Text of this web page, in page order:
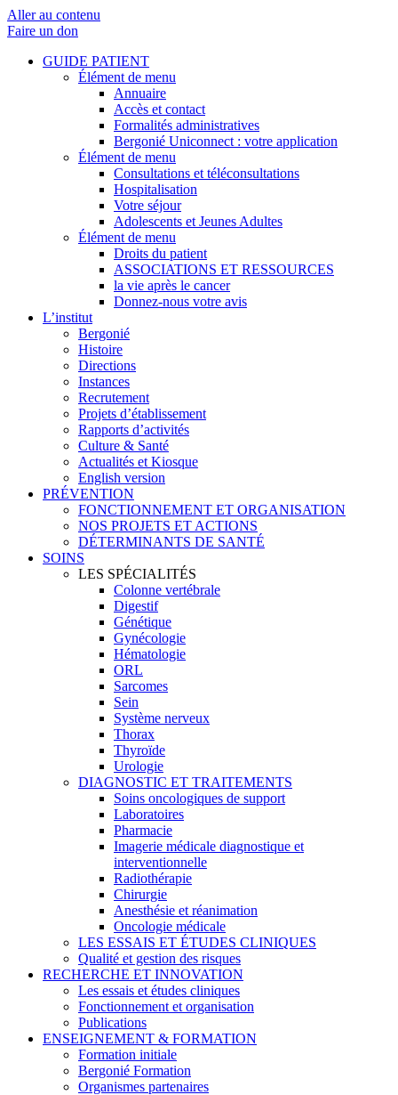
Aller au contenu
Faire un don
GUIDE PATIENT
Élément de menu
Annuaire
Accès et contact
Formalités administratives
Bergonié Uniconnect : votre application
Élément de menu
Consultations et téléconsultations
Hospitalisation
Votre séjour
Adolescents et Jeunes Adultes
Élément de menu
Droits du patient
ASSOCIATIONS ET RESSOURCES
la vie après le cancer
Donnez-nous votre avis
L’institut
Bergonié
Histoire
Directions
Instances
Recrutement
Projets d’établissement
Rapports d’activités
Culture & Santé
Actualités et Kiosque
English version
PRÉVENTION
FONCTIONNEMENT ET ORGANISATION
NOS PROJETS ET ACTIONS
DÉTERMINANTS DE SANTÉ
SOINS
LES SPÉCIALITÉS
Colonne vertébrale
Digestif
Génétique
Gynécologie
Hématologie
ORL
Sarcomes
Sein
Système nerveux
Thorax
Thyroïde
Urologie
DIAGNOSTIC ET TRAITEMENTS
Soins oncologiques de support
Laboratoires
Pharmacie
Imagerie médicale diagnostique et
interventionnelle
Radiothérapie
Chirurgie
Anesthésie et réanimation
Oncologie médicale
LES ESSAIS ET ÉTUDES CLINIQUES
Qualité et gestion des risques
RECHERCHE ET INNOVATION
Les essais et études cliniques
Fonctionnement et organisation
Publications
ENSEIGNEMENT & FORMATION
Formation initiale
Bergonié Formation
Organismes partenaires